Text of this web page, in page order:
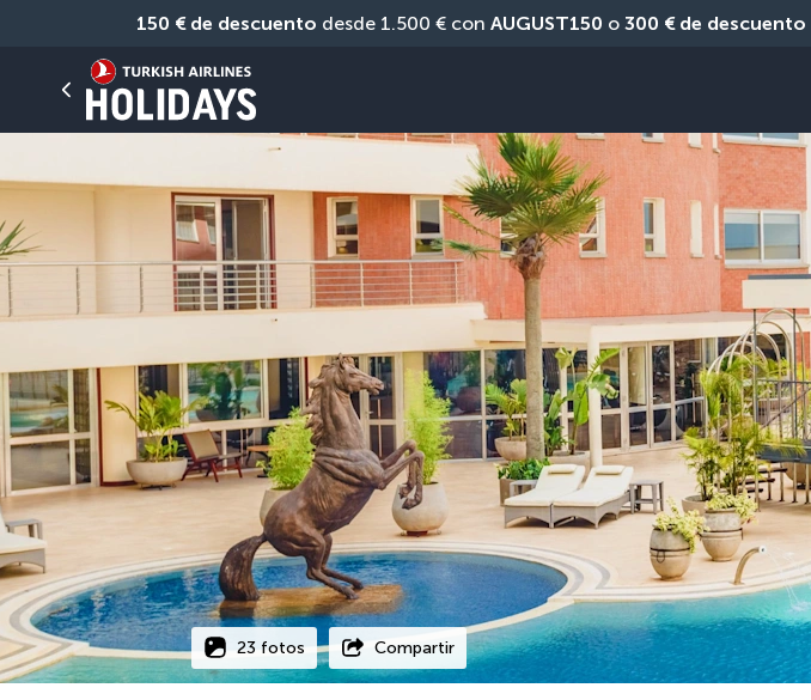
150 € de descuento desde 1.500 € con AUGUST150 o 300 € de descuento
23 fotos Compartir